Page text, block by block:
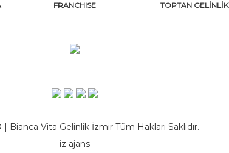
FRANCHISE TOPTAN GELİNLİK
Bianca Vita Gelinlik İzmir Tüm Hakları Saklıdır.
iz ajans